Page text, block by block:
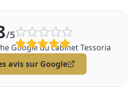
/5
Google du cabinet Tessoria
avis sur Google